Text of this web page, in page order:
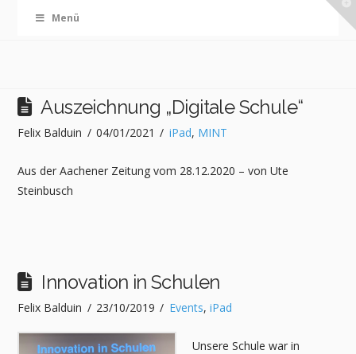
Menü
Auszeichnung „Digitale Schule“
Felix Balduin 04/01/2021 iPad, MINT
Aus der Aachener Zeitung vom 28.12.2020 – von Ute
Steinbusch
Innovation in Schulen
Felix Balduin 23/10/2019 Events, iPad
Unsere Schule war in